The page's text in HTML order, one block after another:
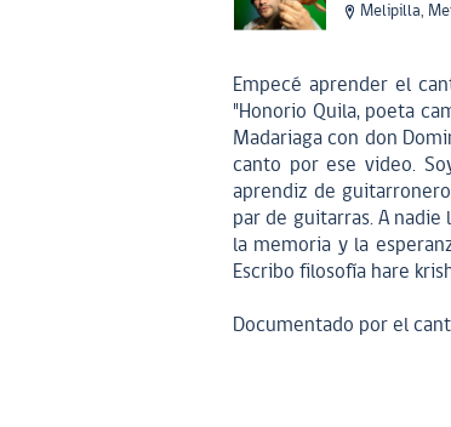
Melipilla,
Empecé aprender el
"Honorio Quila, poeta
Madariaga con don
canto por ese video.
aprendiz de
par de guitarras. A
la memoria y la
Escribo filosofía hare
Documentado por el